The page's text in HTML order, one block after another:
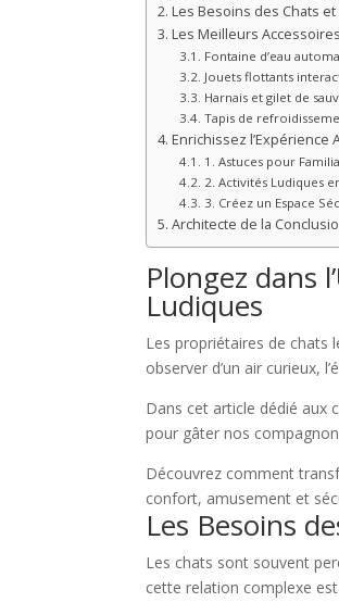
Les Besoins des Chats et
Les Meilleurs
Fontaine d’eau
Jouets flottants
Harnais et gilet de
Tapis de
Enrichissez l’Expérience
1. Astuces pour
2. Activités Ludiques
3. Créez un Espace
Architecte de la
Plongez dans
Ludiques
Les propriétaires de chats
observer d’un air curieux,
Dans cet article dédié aux
pour gâter nos
Découvrez comment
confort, amusement et
Les Besoins
Les chats sont souvent
cette relation complexe